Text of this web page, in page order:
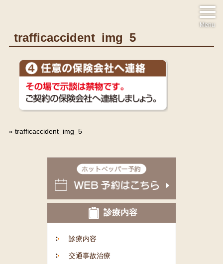
Menu
trafficaccident_img_5
« trafficaccident_img_5
診療内容
診療内容
交通事故治療